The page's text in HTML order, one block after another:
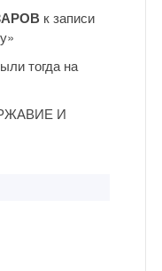
к записи
тогда на
И